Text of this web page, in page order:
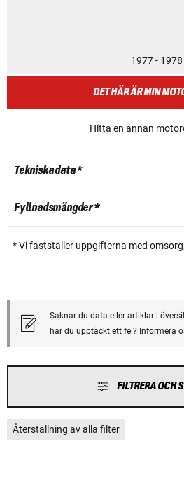
1977 - 1978
DET HÄR ÄR MIN
Hitta en annan
Tekniska data *
Fyllnadsmängder *
* Vi fastställer uppgifterna med
Saknar du data eller artiklar i
har du upptäckt ett fel? Informera
FILTRERA OCH
Återställning av alla filter